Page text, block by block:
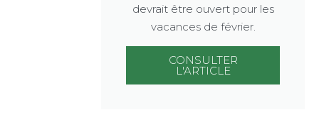
devrait être ouvert pour les
vacances de février.
CONSULTER
L'ARTICLE